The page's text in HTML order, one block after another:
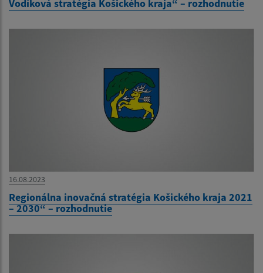
Vodíková stratégia Košického kraja“ – rozhodnutie
16.08.2023
Regionálna inovačná stratégia Košického kraja 2021
– 2030“ – rozhodnutie